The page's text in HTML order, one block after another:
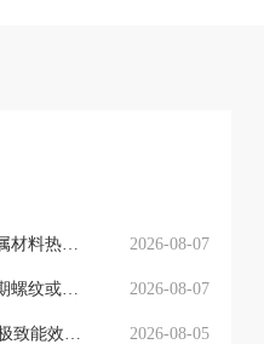
国际标准发布 2026-08-07
位震荡为主 2026-08-07
标杆验收 2026-08-05